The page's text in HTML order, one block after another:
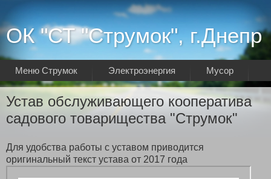
ОК "СТ "Струмок", г.Днепр
Меню Струмок Электроэнергия Мусор
Интернет
Устав обслуживающего кооператива
садового товарищества "Струмок"
Для удобства работы с уставом приводится
оригинальный текст устава от 2017 года